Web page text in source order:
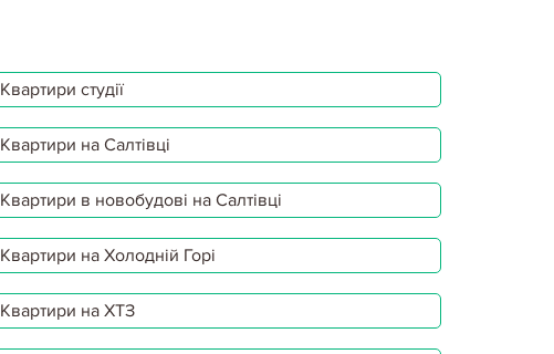
Квартири студії
Квартири на Салтівці
Квартири в новобудові на Салтівці
Квартири на Холодній Горі
Квартири на ХТЗ